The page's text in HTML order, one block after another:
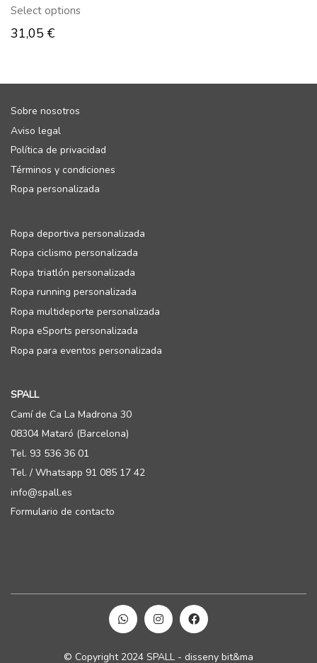
Select options
31,05 €
Sobre nosotros
Aviso legal
Política de privacidad
Términos y condiciones
Ropa personalizada
Ropa deportiva personalizada
Ropa ciclismo personalizada
Ropa triatlón personalizada
Ropa running personalizada
Ropa multideporte personalizada
Ropa eSports personalizada
Ropa para eventos personalizada
SPALL
Camí de Ca La Madrona 30
08304 Mataró (Barcelona)
Tel. 93 536 36 01
Tel. / Whatsapp 91 085 17 42
info@spall.es
Formulario de contacto
© Copyright 2024 SPALL - disseny bit&ma